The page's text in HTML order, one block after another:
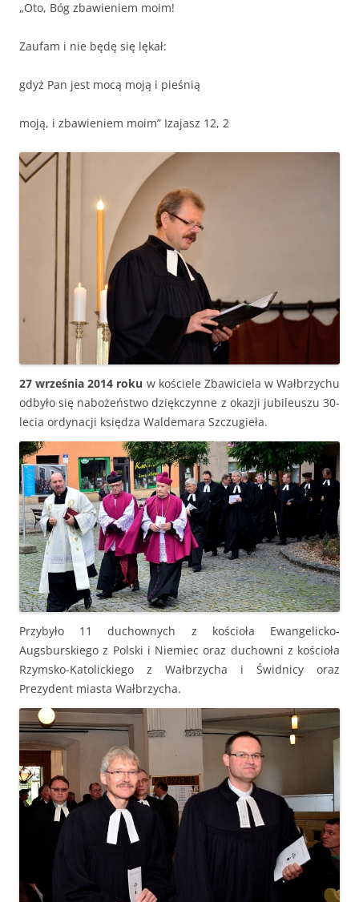
„Oto, Bóg zbawieniem moim!
Zaufam i nie będę się lękał:
gdyż Pan jest mocą moją i pieśnią
moją, i zbawieniem moim” Izajasz 12, 2
27 września 2014 roku w kościele Zbawiciela w Wałbrzychu
odbyło się nabożeństwo dziękczynne z okazji jubileuszu 30-
lecia ordynacji księdza Waldemara Szczugieła.
Przybyło 11 duchownych z kościoła Ewangelicko-
Augsburskiego z Polski i Niemiec oraz duchowni z kościoła
Rzymsko-Katolickiego z Wałbrzycha i Świdnicy oraz
Prezydent miasta Wałbrzycha.